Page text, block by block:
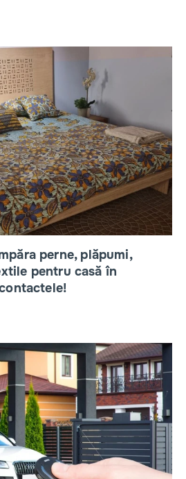
perne, plăpumi,
pentru casă în